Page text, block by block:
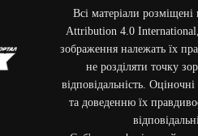
Всі матеріали
Attribution 4.0
зображення належать їх
не розділяти точку
відповідальність.
та доведенню їх